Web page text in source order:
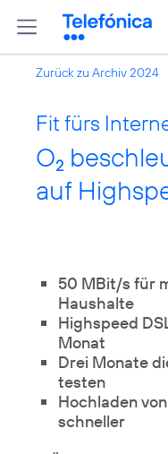
Zurück zu Archiv 2024
Fit fürs
O2
auf
50 MBit/s für
Haushalte
Highspeed
Monat
Drei Monate
testen
Hochladen
schneller